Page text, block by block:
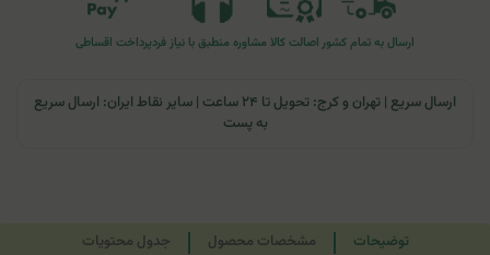
ارسال به تمام کشوراصالت کالا مشاوره منطبق با نیاز فردپرداخت اقساطی
ارسال سریع | تهران و کرج: تحویل تا ۲۴ ساعت | سایر نقاط ایران: ارسال سریع
به پست
توضیحات مشخصات محصول جدول محتویات